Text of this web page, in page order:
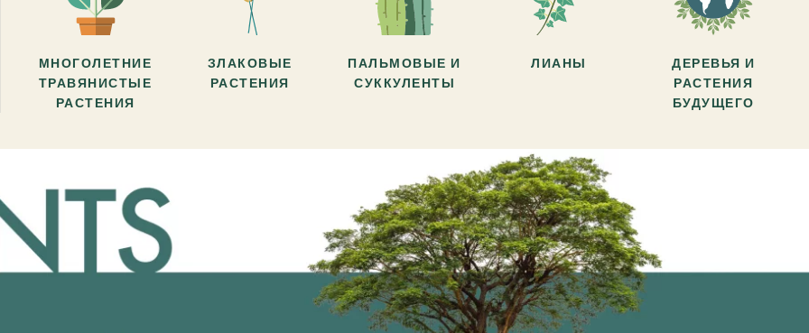
МНОГОЛЕТНИЕ
ТРАВЯНИСТЫЕ
РАСТЕНИЯ
ЗЛАКОВЫЕ
РАСТЕНИЯ
ПАЛЬМОВЫЕ И
СУККУЛЕНТЫ
ЛИАНЫ
ДЕРЕВЬЯ И
РАСТЕНИЯ
БУДУЩЕГО